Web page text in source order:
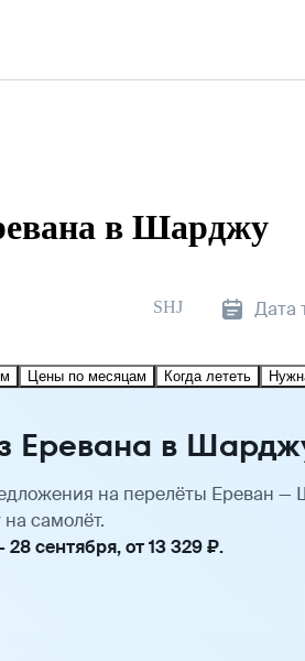
в Шарджу
SHJ Дата
Цены по месяцам Когда лететь
Еревана в
на перелёты Ереван
самолёт.
сентября, от 13 329 ₽.